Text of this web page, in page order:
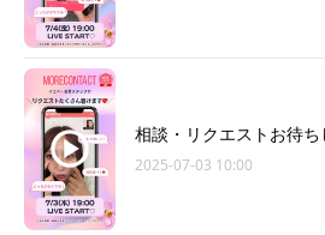
相談・リクエストお待
2025-07-03 10:00